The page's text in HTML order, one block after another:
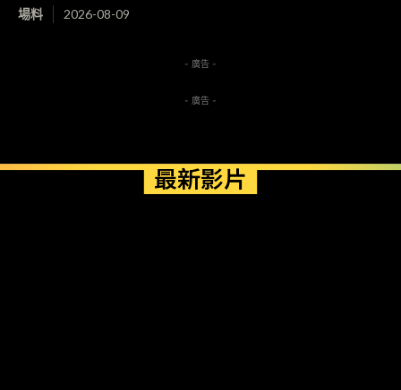
場料 2026-08-09
- 廣告 -
- 廣告 -
最新影片